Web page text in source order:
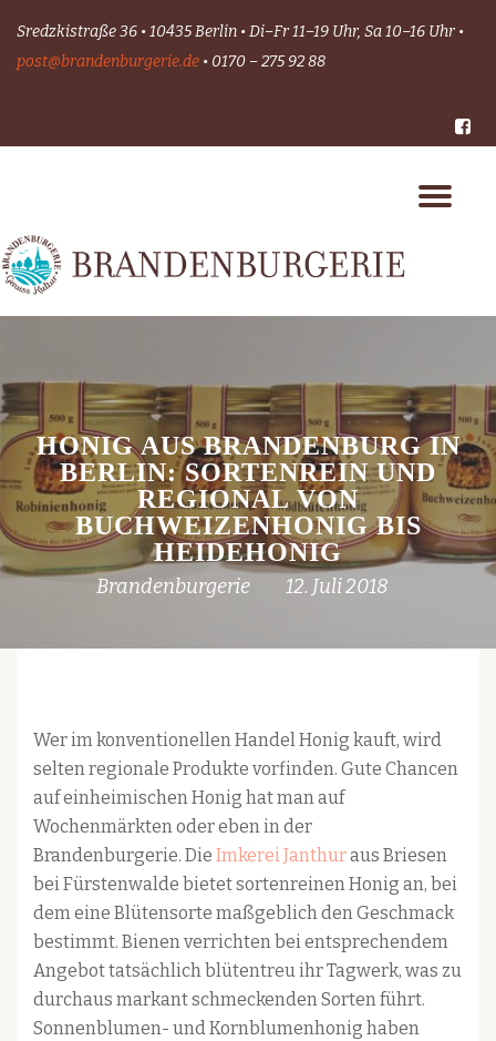
Skip
Sredzkistraße 36 • 10435 Berlin • Di–Fr 11–19 Uhr, Sa 10–16 Uhr •
post@brandenburgerie.de • 0170 – 275 92 88
HONIG AUS BRANDENBURG IN
BERLIN: SORTENREIN UND
REGIONAL VON
BUCHWEIZENHONIG BIS
HEIDEHONIG
Brandenburgerie 12. Juli 2018
Wer im konventionellen Handel Honig kauft, wird
selten regionale Produkte vorfinden. Gute Chancen
auf einheimischen Honig hat man auf
Wochenmärkten oder eben in der
Brandenburgerie. Die Imkerei Janthuraus Briesen
bei Fürstenwalde bietet sortenreinen Honig an, bei
dem eine Blütensorte maßgeblich den Geschmack
bestimmt. Bienen verrichten bei entsprechendem
Angebot tatsächlich blütentreu ihr Tagwerk, was zu
durchaus markant schmeckenden Sorten führt.
Sonnenblumen- und Kornblumenhonig haben